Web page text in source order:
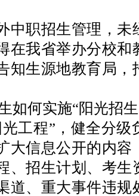
中职招生管理，
在我省举办分校
知生源地教育局
如何实施“阳光招
工程”，健全分
大信息公开的内
、招生计划、考
道、重大事件违